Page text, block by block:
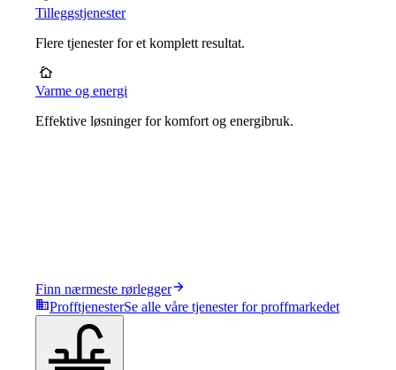
Tilleggstjenester
Flere tjenester for et komplett resultat.
Varme og energi
Effektive løsninger for komfort og energibruk.
Finn nærmeste rørlegger
ProfftjenesterSe alle våre tjenester for proffmarkedet